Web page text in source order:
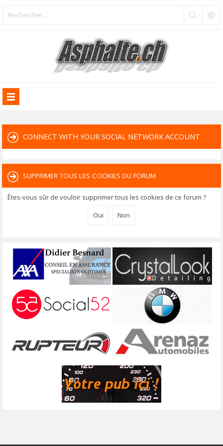
CONNECT WITH YOUR SOCIAL NETWORK ACCOUNT
SUPPRIMER TOUS LES COOKIES DU FORUM
Êtes-vous sûr de vouloir supprimer tous les cookies de ce forum ?